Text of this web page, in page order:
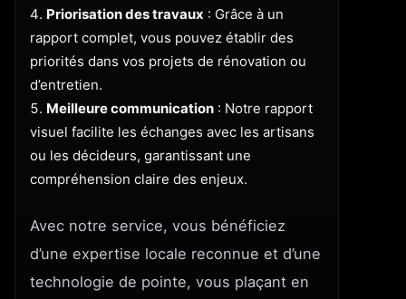
Priorisation des travaux : Grâce à un
rapport complet, vous pouvez établir des
priorités dans vos projets de rénovation ou
d’entretien.
Meilleure communication : Notre rapport
visuel facilite les échanges avec les artisans
ou les décideurs, garantissant une
compréhension claire des enjeux.
Avec notre service, vous bénéficiez
d’une expertise locale reconnue et d’une
technologie de pointe, vous plaçant en